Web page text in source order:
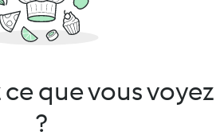
que vous voyez
?